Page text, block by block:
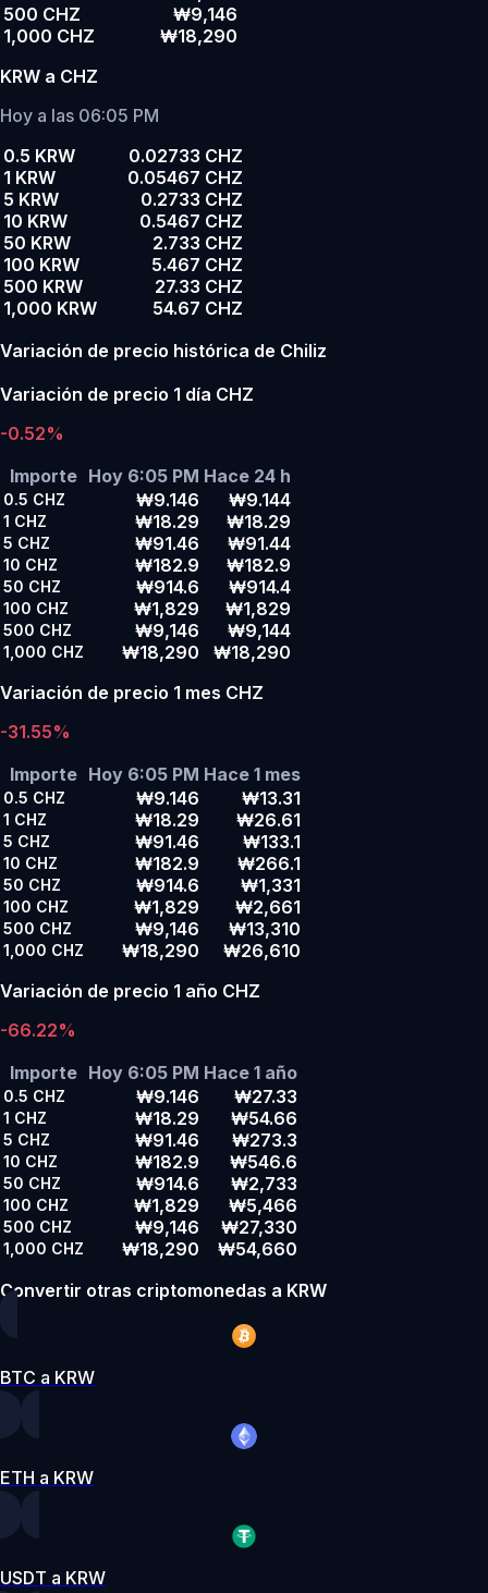
500 CHZ
₩9,146
1,000 CHZ
₩18,290
KRW a CHZ
Hoy a las 06:05 PM
0.5 KRW
0.02733 CHZ
1 KRW
0.05467 CHZ
5 KRW
0.2733 CHZ
10 KRW
0.5467 CHZ
50 KRW
2.733 CHZ
100 KRW
5.467 CHZ
500 KRW
27.33 CHZ
1,000 KRW
54.67 CHZ
Variación de precio histórica de Chiliz
Variación de precio 1 día CHZ
-0.52%
Importe Hoy 6:05 PM Hace 24 h
0.5 CHZ ₩9.146 ₩9.144
1 CHZ ₩18.29 ₩18.29
5 CHZ ₩91.46 ₩91.44
10 CHZ ₩182.9 ₩182.9
50 CHZ ₩914.6 ₩914.4
100 CHZ ₩1,829 ₩1,829
500 CHZ ₩9,146 ₩9,144
1,000 CHZ ₩18,290
₩18,290
Variación de precio 1 mes CHZ
-31.55%
Importe Hoy 6:05 PM Hace 1 mes
0.5 CHZ ₩9.146 ₩13.31
1 CHZ ₩18.29 ₩26.61
5 CHZ ₩91.46 ₩133.1
10 CHZ ₩182.9 ₩266.1
50 CHZ ₩914.6 ₩1,331
100 CHZ ₩1,829 ₩2,661
500 CHZ ₩9,146 ₩13,310
1,000 CHZ ₩18,290
₩26,610
Variación de precio 1 año CHZ
-66.22%
Importe Hoy 6:05 PM Hace 1 año
0.5 CHZ ₩9.146 ₩27.33
1 CHZ ₩18.29 ₩54.66
5 CHZ ₩91.46 ₩273.3
10 CHZ ₩182.9 ₩546.6
50 CHZ ₩914.6 ₩2,733
100 CHZ ₩1,829 ₩5,466
500 CHZ ₩9,146 ₩27,330
1,000 CHZ ₩18,290
₩54,660
Convertir otras criptomonedas a KRW
BTC a KRW
ETH a KRW
USDT a KRW